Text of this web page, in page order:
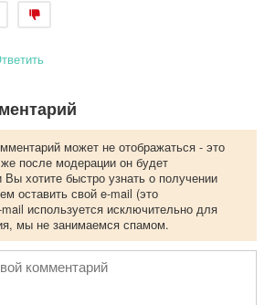
может не отображаться - это
после модерации он будет
хотите быстро узнать о получении
оставить свой e-mail (это
используется исключительно для
мы не занимаемся спамом.